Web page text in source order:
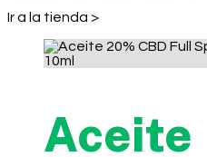
Ir a la tienda >
Aceite